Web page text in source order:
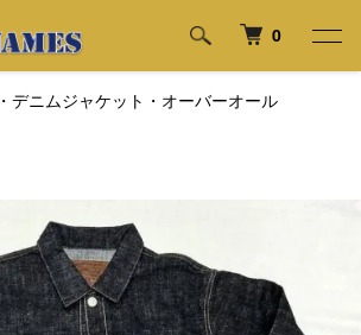
0
デニムジャケット・オーバーオール